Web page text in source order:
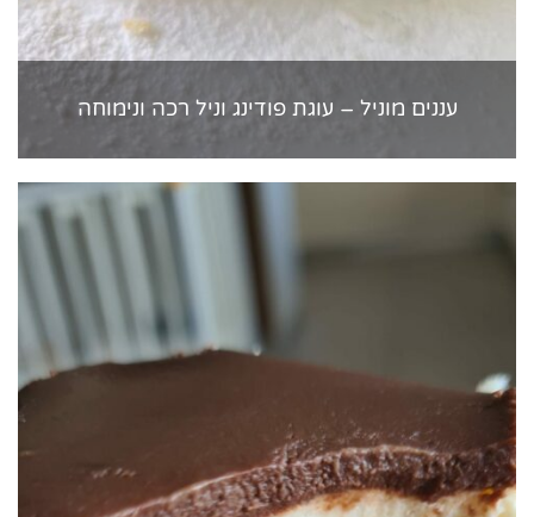
עננים מוניל – עוגת פודינג וניל רכה ונימוחה